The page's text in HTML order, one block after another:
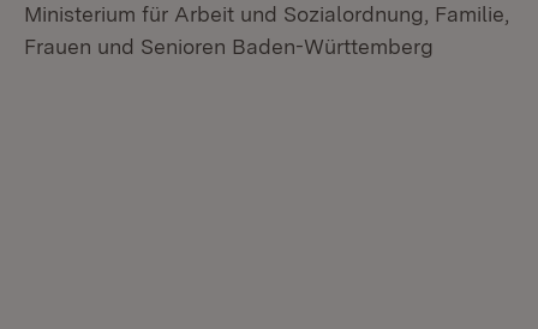
Ministerium für Arbeit und Sozialordnung, Familie,
Frauen und Senioren Baden-Württemberg